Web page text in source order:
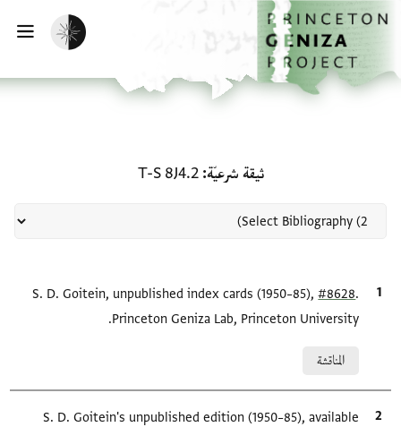
إلى المحتوى الرئيسي
الرئيسية
تفعيل الوضع المظلم
ثيقة شرعيّة T-S 8J4.2
الاقتباس المرجعيS. D. Goitein, unpublished index cards (1950–85),#8628
Princeton Geniza Lab, Princeton University.
المناقشة
الاقتباس المرجعي
S. D. Goitein's unpublished edition (1950–85), available